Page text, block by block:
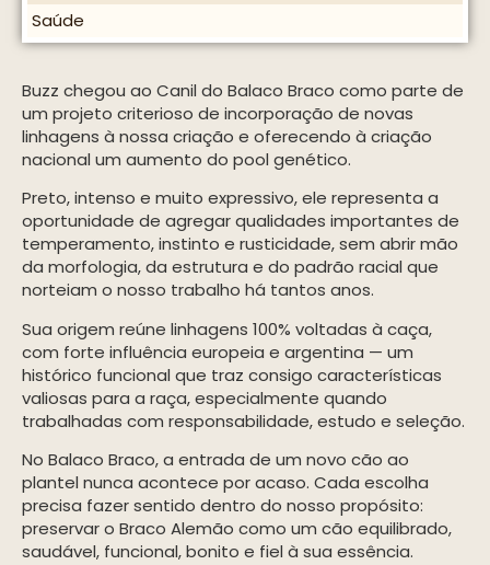
Saúde
Buzz chegou ao Canil do Balaco Braco como parte de
um projeto criterioso de incorporação de novas
linhagens à nossa criação e oferecendo à criação
nacional um aumento do pool genético.
Preto, intenso e muito expressivo, ele representa a
oportunidade de agregar qualidades importantes de
temperamento, instinto e rusticidade, sem abrir mão
da morfologia, da estrutura e do padrão racial que
norteiam o nosso trabalho há tantos anos.
Sua origem reúne linhagens 100% voltadas à caça,
com forte influência europeia e argentina — um
histórico funcional que traz consigo características
valiosas para a raça, especialmente quando
trabalhadas com responsabilidade, estudo e seleção.
No Balaco Braco, a entrada de um novo cão ao
plantel nunca acontece por acaso. Cada escolha
precisa fazer sentido dentro do nosso propósito:
preservar o Braco Alemão como um cão equilibrado,
saudável, funcional, bonito e fiel à sua essência.